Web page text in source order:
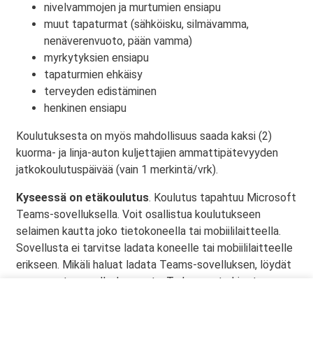
nivelvammojen ja murtumien ensiapu
muut tapaturmat (sähköisku, silmävamma,
nenäverenvuoto, pään vamma)
myrkytyksien ensiapu
tapaturmien ehkäisy
terveyden edistäminen
henkinen ensiapu
Koulutuksesta on myös mahdollisuus saada kaksi (2)
kuorma- ja linja-auton kuljettajien ammattipätevyyden
jatkokoulutuspäivää (vain 1 merkintä/vrk).
Kyseessä on etäkoulutus. Koulutus tapahtuu Microsoft
Teams-sovelluksella. Voit osallistua koulutukseen
selaimen kautta joko tietokoneella tai mobiililaitteella.
Sovellusta ei tarvitse ladata koneelle tai mobiililaitteelle
erikseen. Mikäli haluat ladata Teams-sovelluksen, löydät
sen omasta sovelluskaupasta. Tarkemmat ohjeet